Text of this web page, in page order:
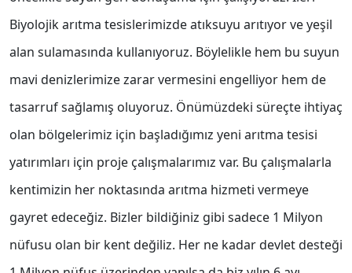
Biyolojik arıtma tesislerimizde atıksuyu arıtıyor ve yeşil
alan sulamasında kullanıyoruz. Böylelikle hem bu suyun
mavi denizlerimize zarar vermesini engelliyor hem de
tasarruf sağlamış oluyoruz. Önümüzdeki süreçte ihtiyaç
olan bölgelerimiz için başladığımız yeni arıtma tesisi
yatırımları için proje çalışmalarımız var. Bu çalışmalarla
kentimizin her noktasında arıtma hizmeti vermeye
gayret edeceğiz. Bizler bildiğiniz gibi sadece 1 Milyon
nüfusu olan bir kent değiliz. Her ne kadar devlet desteği